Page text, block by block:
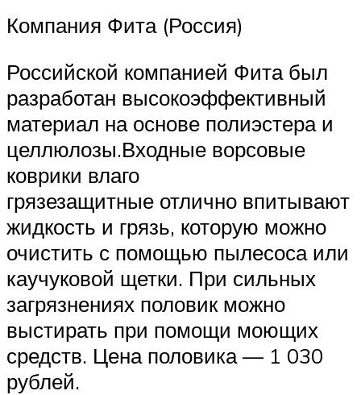
Компания Фита (Россия)
Российской компанией Фита был
разработан высокоэффективный
материал на основе полиэстера и
целлюлозы.Входные ворсовые
коврики влаго
грязезащитные отлично впитывают
жидкость и грязь, которую можно
очистить с помощью пылесоса или
каучуковой щетки. При сильных
загрязнениях половик можно
выстирать при помощи моющих
средств. Цена половика — 1 030
рублей.